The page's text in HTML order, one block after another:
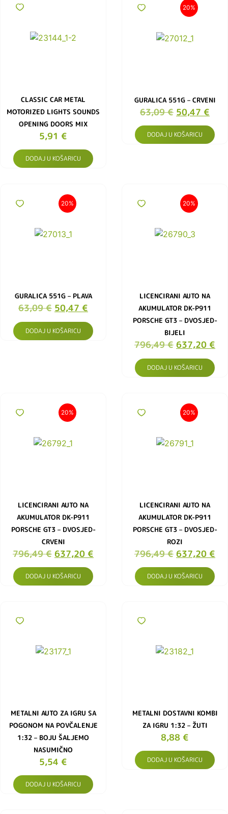
CLASSIC CAR METAL
MOTORIZED LIGHTS SOUNDS
OPENING DOORS MIX
5,91 €
DODAJ U KOŠARICU
20%
GURALICA 551G – CRVENI
63,09€ 50,47 €
DODAJ U KOŠARICU
20%
GURALICA 551G – PLAVA
63,09€ 50,47 €
DODAJ U KOŠARICU
20%
LICENCIRANI AUTO NA
AKUMULATOR DK-P911
PORSCHE GT3 – DVOSJED-
BIJELI
796,49€ 637,20 €
DODAJ U KOŠARICU
20%
LICENCIRANI AUTO NA
AKUMULATOR DK-P911
PORSCHE GT3 – DVOSJED-
CRVENI
796,49€ 637,20 €
DODAJ U KOŠARICU
20%
LICENCIRANI AUTO NA
AKUMULATOR DK-P911
PORSCHE GT3 – DVOSJED-
ROZI
796,49€ 637,20 €
DODAJ U KOŠARICU
METALNI AUTO ZA IGRU SA
POGONOM NA POVČALENJE
1:32 – BOJU ŠALJEMO
NASUMIČNO
5,54 €
DODAJ U KOŠARICU
METALNI DOSTAVNI KOMBI
ZA IGRU 1:32 – ŽUTI
8,88 €
DODAJ U KOŠARICU